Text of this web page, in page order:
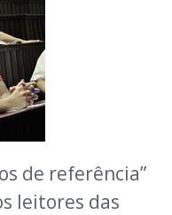
de referência”
leitores das